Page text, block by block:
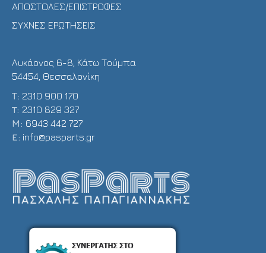
ΑΠΟΣΤΟΛΕΣ/ΕΠΙΣΤΡΟΦΕΣ
ΣΥΧΝΕΣ ΕΡΩΤΗΣΕΙΣ
Λυκάονος 6-8, Κάτω Τούμπα
54454, Θεσσαλονίκη
Τ: 2310 900 170
T: 2310 829 327
Μ: 6943 442 727
E: info@pasparts.gr